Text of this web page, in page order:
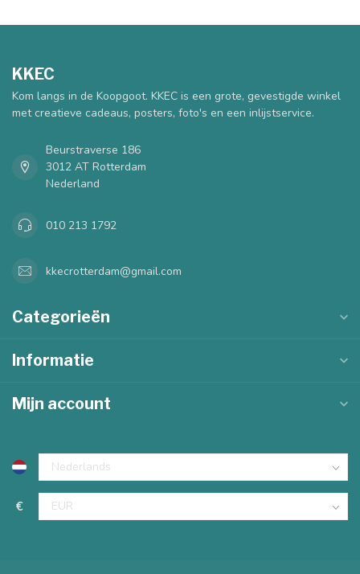
KKEC
Kom langs in de Koopgoot. KKEC is een grote, gevestigde winkel
met creatieve cadeaus, posters, foto's en een inlijstservice.
Beurstraverse 186
3012 AT Rotterdam
Nederland
010 213 1792
kkecrotterdam@gmail.com
Categorieën
Informatie
Mijn account
€